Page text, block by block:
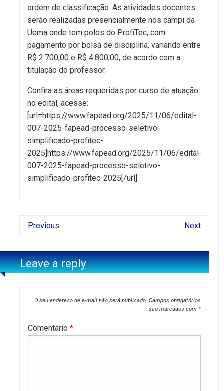
ordem de classificação. As atividades docentes
serão realizadas presencialmente nos campi da
Uema onde tem polos do ProfiTec, com
pagamento por bolsa de disciplina, variando entre
R$ 2.700,00 e R$ 4.800,00, de acordo com a
titulação do professor.
Confira as áreas requeridas por curso de atuação
no edital, acesse:
[url=https://www.fapead.org/2025/11/06/edital-
007-2025-fapead-processo-seletivo-
simplificado-profitec-
2025]https://www.fapead.org/2025/11/06/edital-
007-2025-fapead-processo-seletivo-
simplificado-profitec-2025[/url]
Previous Next
Leave a reply
O seu endereço de e-mail não será publicado. Campos obrigatórios
são marcados com *
Comentário *